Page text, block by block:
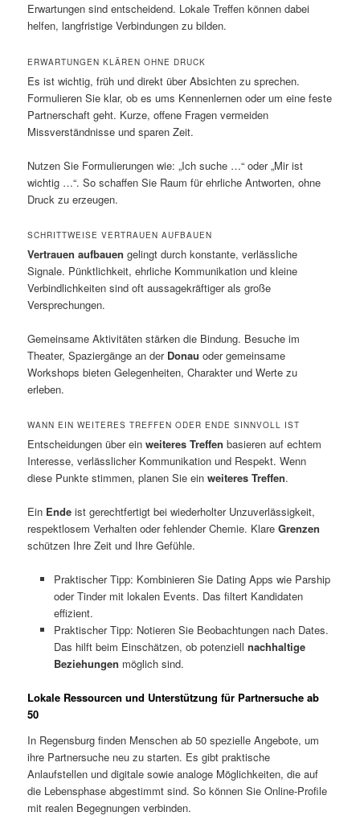
Erwartungen sind entscheidend. Lokale Treffen können dabei
helfen, langfristige Verbindungen zu bilden.
ERWARTUNGEN KLÄREN OHNE DRUCK
Es ist wichtig, früh und direkt über Absichten zu sprechen.
Formulieren Sie klar, ob es ums Kennenlernen oder um eine feste
Partnerschaft geht. Kurze, offene Fragen vermeiden
Missverständnisse und sparen Zeit.
Nutzen Sie Formulierungen wie: „Ich suche …“ oder „Mir ist
wichtig …“. So schaffen Sie Raum für ehrliche Antworten, ohne
Druck zu erzeugen.
SCHRITTWEISE VERTRAUEN AUFBAUEN
Vertrauen aufbauen gelingt durch konstante, verlässliche
Signale. Pünktlichkeit, ehrliche Kommunikation und kleine
Verbindlichkeiten sind oft aussagekräftiger als große
Versprechungen.
Gemeinsame Aktivitäten stärken die Bindung. Besuche im
Theater, Spaziergänge an der Donau oder gemeinsame
Workshops bieten Gelegenheiten, Charakter und Werte zu
erleben.
WANN EIN WEITERES TREFFEN ODER ENDE SINNVOLL IST
Entscheidungen über einweiteres Treffen basieren auf echtem
Interesse, verlässlicher Kommunikation und Respekt. Wenn
diese Punkte stimmen, planen Sie einweiteres Treffen.
Ein Ende ist gerechtfertigt bei wiederholter Unzuverlässigkeit,
respektlosem Verhalten oder fehlender Chemie. KlareGrenzen
schützen Ihre Zeit und Ihre Gefühle.
Praktischer Tipp: Kombinieren Sie Dating Apps wie Parship
oder Tinder mit lokalen Events. Das filtert Kandidaten
effizient.
Praktischer Tipp: Notieren Sie Beobachtungen nach Dates.
Das hilft beim Einschätzen, ob potenziell nachhaltige
Beziehungen möglich sind.
Lokale Ressourcen und Unterstützung für Partnersuche ab
50
In Regensburg finden Menschen ab 50 spezielle Angebote, um
ihre Partnersuche neu zu starten. Es gibt praktische
Anlaufstellen und digitale sowie analoge Möglichkeiten, die auf
die Lebensphase abgestimmt sind. So können Sie Online-Profile
mit realen Begegnungen verbinden.